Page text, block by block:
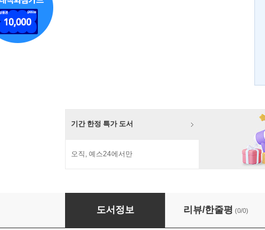
기간 한정 특가 도서
오직, 예스24에서만
인물로 보는 일본 불교사
도서정보 리뷰/한줄평 (0/0)